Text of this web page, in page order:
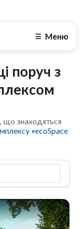
☰ Меню
поруч з
що знаходяться
«ecoSpace